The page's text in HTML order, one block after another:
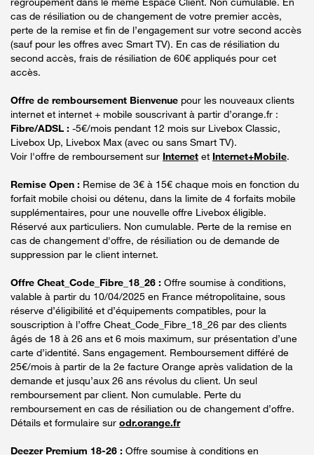
cas de résiliation ou de changement de votre premier accès,
perte de la remise et fin de l’engagement sur votre second accès
(sauf pour les offres avec Smart TV). En cas de résiliation du
second accès, frais de résiliation de 60€ appliqués pour cet
accès.
Offre de remboursement Bienvenue pour les nouveaux clients
internet et internet + mobile souscrivant à partir d’orange.fr :
Fibre/ADSL : -5€/mois pendant 12 mois sur Livebox Classic,
Livebox Up, Livebox Max (avec ou sans Smart TV).
Voir l'offre de remboursement sur Internet et Internet+Mobile.
Remise Open : Remise de 3€ à 15€ chaque mois en fonction du
forfait mobile choisi ou détenu, dans la limite de 4 forfaits mobile
supplémentaires, pour une nouvelle offre Livebox éligible.
Réservé aux particuliers. Non cumulable. Perte de la remise en
cas de changement d'offre, de résiliation ou de demande de
suppression par le client internet.
Offre Cheat_Code_Fibre_18_26 : Offre soumise à conditions,
valable à partir du 10/04/2025 en France métropolitaine, sous
réserve d’éligibilité et d’équipements compatibles, pour la
souscription à l’offre Cheat_Code_Fibre_18_26 par des clients
âgés de 18 à 26 ans et 6 mois maximum, sur présentation d’une
carte d’identité. Sans engagement. Remboursement différé de
25€/mois à partir de la 2e facture Orange après validation de la
demande et jusqu’aux 26 ans révolus du client. Un seul
remboursement par client. Non cumulable. Perte du
remboursement en cas de résiliation ou de changement d’offre.
Détails et formulaire sur odr.orange.fr
Deezer Premium 18-26 : Offre soumise à conditions en